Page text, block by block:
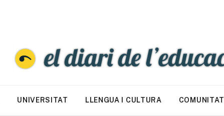
UNIVERSITAT LLENGUA I CULTURA COMUNITAT